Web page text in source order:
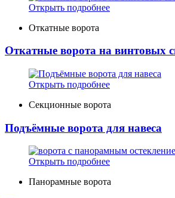
Открыть подробнее
Откатные ворота
Откатные ворота на винтовых
Открыть подробнее
Секционные ворота
Подъёмные ворота для навеса
Открыть подробнее
Панорамные ворота